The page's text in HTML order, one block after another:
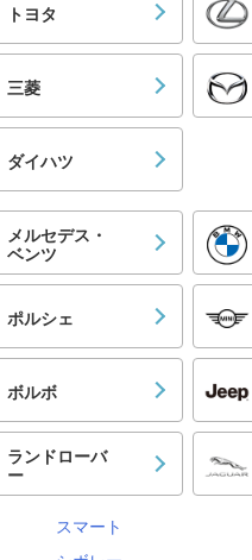
トヨタ
三菱
ダイハツ
メルセデス・
ベンツ
ポルシェ
ボルボ
ランドローバ
ー
スマート